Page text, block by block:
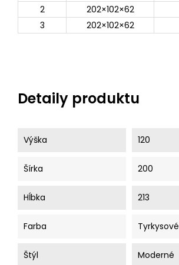
2
202×102×62
3
202×102×62
Detaily produktu
Výška 120
Šírka 200
Hĺbka 213
Farba Tyrkysové
Štýl Moderné